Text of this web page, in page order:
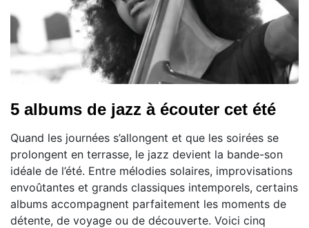
5 albums de jazz à écouter cet été
Quand les journées s’allongent et que les soirées se
prolongent en terrasse, le jazz devient la bande-son
idéale de l’été. Entre mélodies solaires, improvisations
envoûtantes et grands classiques intemporels, certains
albums accompagnent parfaitement les moments de
détente, de voyage ou de découverte. Voici cinq